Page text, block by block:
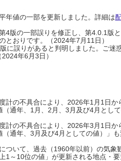
年値の一部を更新しました。詳細は
4版の一部誤りを修正し、第4.0.1版
とおりです。（2024年7月11日）
に誤りがあると判明しました。ご迷
年6月3日）
計の不具合により、2026年1月1日
通年、1月、2月、3月及び4月とし
計の不具合により、2026年3月1日
通年、3月及び4月としての値）」
ついて、過去（1960年以前）の気
1～10位の値」が更新される地点・